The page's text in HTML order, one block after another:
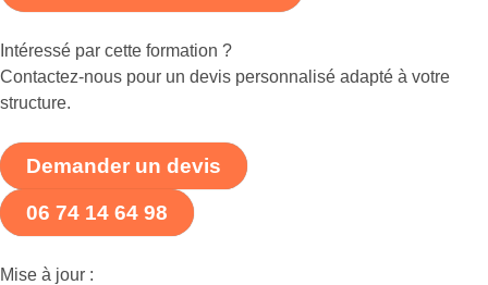
Intéressé par cette formation ?
Contactez-nous pour un devis personnalisé adapté à votre
structure.
Demander un devis
06 74 14 64 98
Mise à jour :